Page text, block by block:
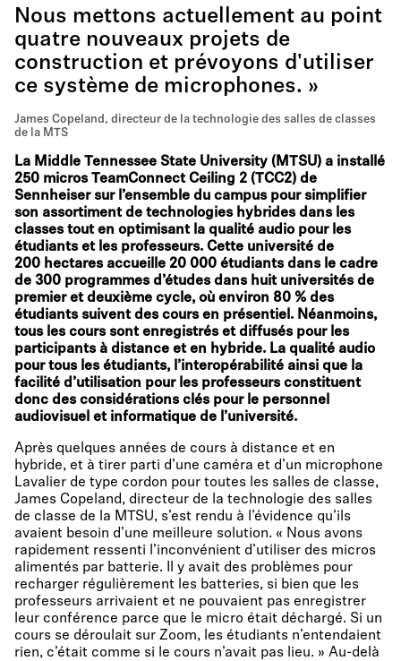
Nous mettons actuellement au point
quatre nouveaux projets de
construction et prévoyons d'utiliser
ce système de microphones. »
James Copeland, directeur de la technologie des salles de classes
de la MTS
La Middle Tennessee State University (MTSU) a installé
250 micros TeamConnect Ceiling 2 (TCC2) de
Sennheiser sur l’ensemble du campus pour simplifier
son assortiment de technologies hybrides dans les
classes tout en optimisant la qualité audio pour les
étudiants et les professeurs. Cette université de
200 hectares accueille 20 000 étudiants dans le cadre
de 300 programmes d’études dans huit universités de
premier et deuxième cycle, où environ 80 % des
étudiants suivent des cours en présentiel. Néanmoins,
tous les cours sont enregistrés et diffusés pour les
participants à distance et en hybride. La qualité audio
pour tous les étudiants, l’interopérabilité ainsi que la
facilité d’utilisation pour les professeurs constituent
donc des considérations clés pour le personnel
audiovisuel et informatique de l’université.
Après quelques années de cours à distance et en
hybride, et à tirer parti d’une caméra et d’un microphone
Lavalier de type cordon pour toutes les salles de classe,
James Copeland, directeur de la technologie des salles
de classe de la MTSU, s’est rendu à l’évidence qu’ils
avaient besoin d’une meilleure solution. « Nous avons
rapidement ressenti l’inconvénient d’utiliser des micros
alimentés par batterie. Il y avait des problèmes pour
recharger régulièrement les batteries, si bien que les
professeurs arrivaient et ne pouvaient pas enregistrer
leur conférence parce que le micro était déchargé. Si un
cours se déroulait sur Zoom, les étudiants n’entendaient
rien, c’était comme si le cours n’avait pas lieu. » Au-delà